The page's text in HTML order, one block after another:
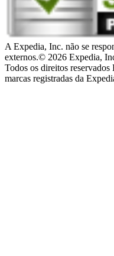
A Expedia, Inc. não se
externos.© 2026 Expedia,
Todos os direitos
marcas registradas da